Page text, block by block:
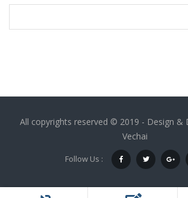
All copyrights reserved © 2019 - Design &
Vechai
Follow Us :